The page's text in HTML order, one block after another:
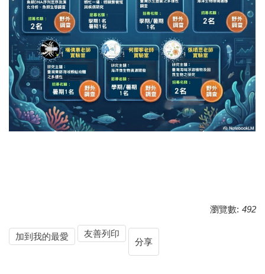
瀏覽數: 492
加到我的最愛
友善列印
分享